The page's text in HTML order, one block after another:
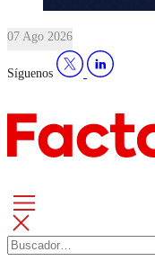
07 Ago 2026
Síguenos